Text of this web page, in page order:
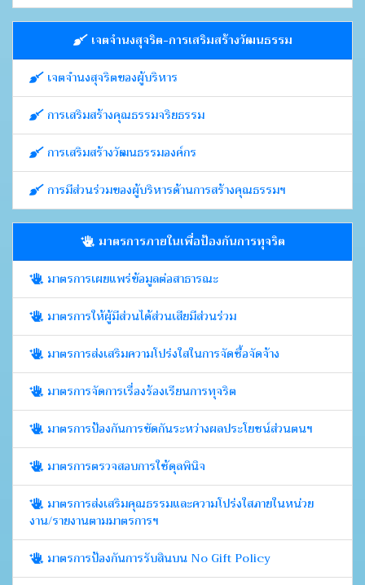
เจตจำนงสุจริต-การเสริมสร้างวัฒนธรรม
เจตจำนงสุจริตของผู้บริหาร
การเสริมสร้างคุณธรรมจริยธรรม
การเสริมสร้างวัฒนธรรมองค์กร
การมีส่วนร่วมของผู้บริหารด้านการสร้างคุณธรรมฯ
มาตรการภายในเพื่อป้องกันการทุจริต
มาตรการเผยแพร่ข้อมูลต่อสาธารณะ
มาตรการให้ผู้มีส่วนได้ส่วนเสียมีส่วนร่วม
มาตรการส่งเสริมความโปร่งใสในการจัดซื้อจัดจ้าง
มาตรการจัดการเรื่องร้องเรียนการทุจริต
มาตรการป้องกันการขัดกันระหว่างผลประโยชน์ส่วนตนฯ
มาตรการตรวจสอบการใช้ดุลพินิจ
มาตรการส่งเสริมคุณธรรมและความโปร่งใสภายในหน่วย
งาน/รายงานตามมาตรการฯ
มาตรการป้องกันการรับสินบน No Gift Policy